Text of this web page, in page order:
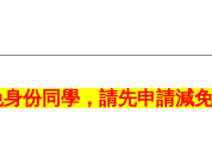
份同學，請先申請減